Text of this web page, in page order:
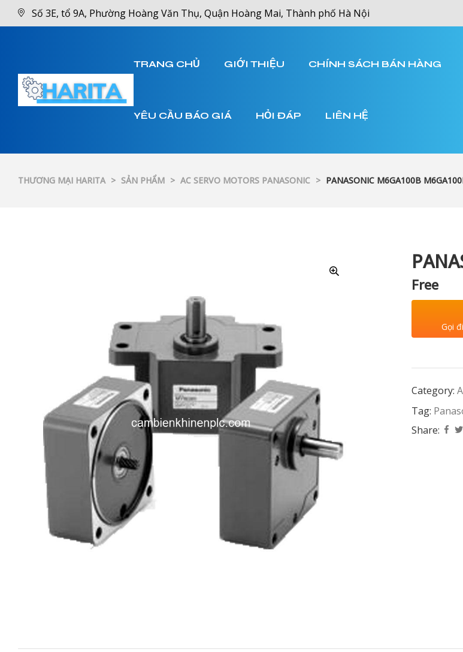
Số 3E, tổ 9A, Phường Hoàng Văn Thụ, Quận Hoàng Mai, Thành phố Hà Nội
TRANG CHỦ GIỚI THIỆU CHÍNH SÁCH BÁN HÀNG
YÊU CẦU BÁO GIÁ HỎI ĐÁP LIÊN HỆ
THƯƠNG MẠI HARITA > SẢN PHẨM > AC SERVO MOTORS PANASONIC > PANASONIC M6GA100B
Free
Gọi
Category:
Tag:
Share: